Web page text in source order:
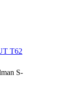
T62
S-